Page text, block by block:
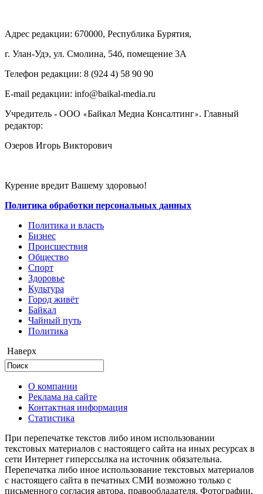
Адрес редакции: 670000, Республика Бурятия,
г. Улан-Удэ, ул. Смолина, 54б, помещение 3А
Телефон редакции: ‎‎8 (924 4) 58 90 90
E-mail редакции: info@baikal-media.ru
Учредитель - ООО «Байкал Медиа Консалтинг». Главный
редактор:
Озеров Игорь Викторович
Курение вредит Вашему здоровью!
Политика обработки персональных данных
Политика и власть
Бизнес
Происшествия
Общество
Cпорт
Здоровье
Культура
Город живёт
Байкал
Чайный путь
Политика
Наверх
О компании
Реклама на сайте
Контактная информация
Статистика
При перепечатке текстов либо ином использовании
текстовых материалов с настоящего сайта на иных ресурсах в
сети Интернет гиперссылка на источник обязательна.
Перепечатка либо иное использование текстовых материалов
с настоящего сайта в печатных СМИ возможно только с
письменного согласия автора, правообладателя. Фотографии,